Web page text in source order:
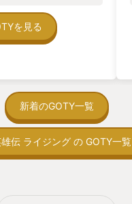
を見る
新着のGOTY一覧
伝 ライジング の GOTY一覧